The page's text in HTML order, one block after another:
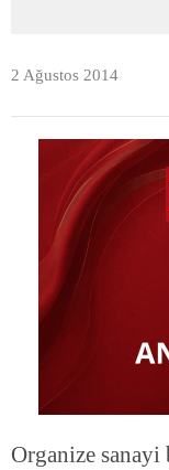
2 Ağustos 2014
Organize